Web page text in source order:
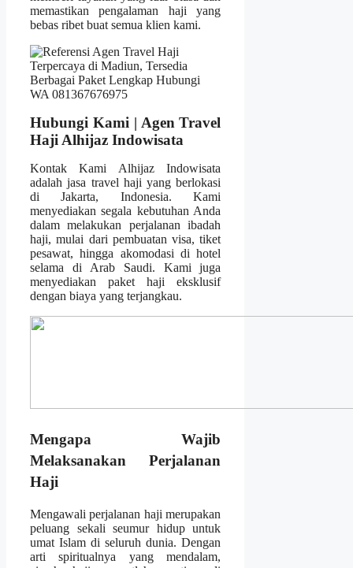
memastikan pengalaman haji yang
bebas ribet buat semua klien kami.
Hubungi Kami | Agen Travel
Haji Alhijaz Indowisata
Kontak Kami Alhijaz Indowisata
adalah jasa travel haji yang berlokasi
di Jakarta, Indonesia. Kami
menyediakan segala kebutuhan Anda
dalam melakukan perjalanan ibadah
haji, mulai dari pembuatan visa, tiket
pesawat, hingga akomodasi di hotel
selama di Arab Saudi. Kami juga
menyediakan paket haji eksklusif
dengan biaya yang terjangkau.
Mengapa Wajib
Melaksanakan Perjalanan
Haji
Mengawali perjalanan haji merupakan
peluang sekali seumur hidup untuk
umat Islam di seluruh dunia. Dengan
arti spiritualnya yang mendalam,